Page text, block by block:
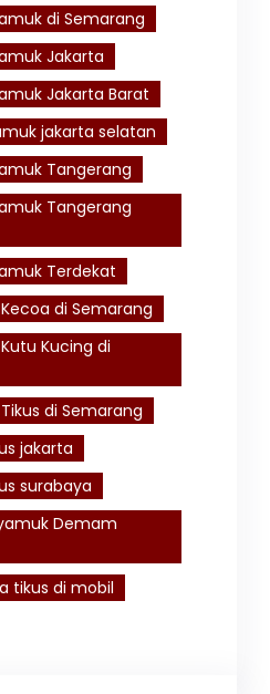
di Semarang
Jakarta
Jakarta Barat
jakarta selatan
Tangerang
Tangerang
Terdekat
di Semarang
Kucing di
di Semarang
jakarta
surabaya
Demam
tikus di mobil